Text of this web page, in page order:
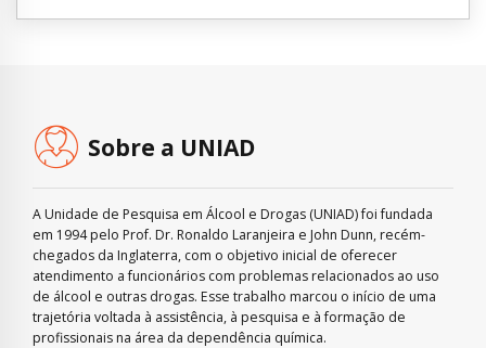
Sobre a UNIAD
A Unidade de Pesquisa em Álcool e Drogas (UNIAD) foi fundada
em 1994 pelo Prof. Dr. Ronaldo Laranjeira e John Dunn, recém-
chegados da Inglaterra, com o objetivo inicial de oferecer
atendimento a funcionários com problemas relacionados ao uso
de álcool e outras drogas. Esse trabalho marcou o início de uma
trajetória voltada à assistência, à pesquisa e à formação de
profissionais na área da dependência química.